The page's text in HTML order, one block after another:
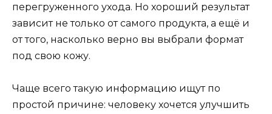
перегруженного ухода. Но хороший результат
зависит не только от самого продукта, а ещё и
от того, насколько верно вы выбрали формат
под свою кожу.
Чаще всего такую информацию ищут по
простой причине: человеку хочется улучшить